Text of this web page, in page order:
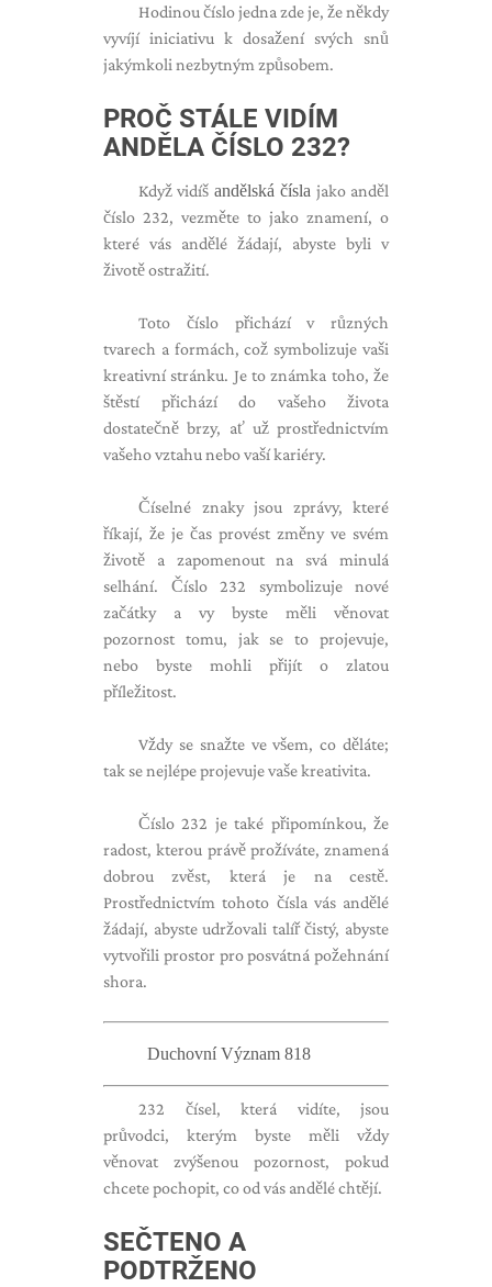
Hodinou číslo jedna zde je, že někdy
vyvíjí iniciativu k dosažení svých snů
jakýmkoli nezbytným způsobem.
PROČ STÁLE VIDÍM
ANDĚLA ČÍSLO 232?
Když vidíš andělská čísla jako anděl
číslo 232, vezměte to jako znamení, o
které vás andělé žádají, abyste byli v
životě ostražití.
Toto číslo přichází v různých
tvarech a formách, což symbolizuje vaši
kreativní stránku. Je to známka toho, že
štěstí přichází do vašeho života
dostatečně brzy, ať už prostřednictvím
vašeho vztahu nebo vaší kariéry.
Číselné znaky jsou zprávy, které
říkají, že je čas provést změny ve svém
životě a zapomenout na svá minulá
selhání. Číslo 232 symbolizuje nové
začátky a vy byste měli věnovat
pozornost tomu, jak se to projevuje,
nebo byste mohli přijít o zlatou
příležitost.
Vždy se snažte ve všem, co děláte;
tak se nejlépe projevuje vaše kreativita.
Číslo 232 je také připomínkou, že
radost, kterou právě prožíváte, znamená
dobrou zvěst, která je na cestě.
Prostřednictvím tohoto čísla vás andělé
žádají, abyste udržovali talíř čistý, abyste
vytvořili prostor pro posvátná požehnání
shora.
Duchovní Význam 818
232 čísel, která vidíte, jsou
průvodci, kterým byste měli vždy
věnovat zvýšenou pozornost, pokud
chcete pochopit, co od vás andělé chtějí.
SEČTENO A
PODTRŽENO